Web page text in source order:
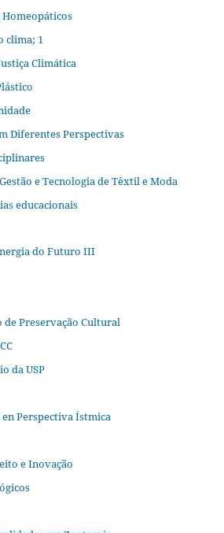
clima; 1
Climática
Diferentes Perspectivas
e Tecnologia de Têxtil e Moda
educacionais
do Futuro III
de Preservação Cultural
da USP
Perspectiva Ístmica
e Inovação